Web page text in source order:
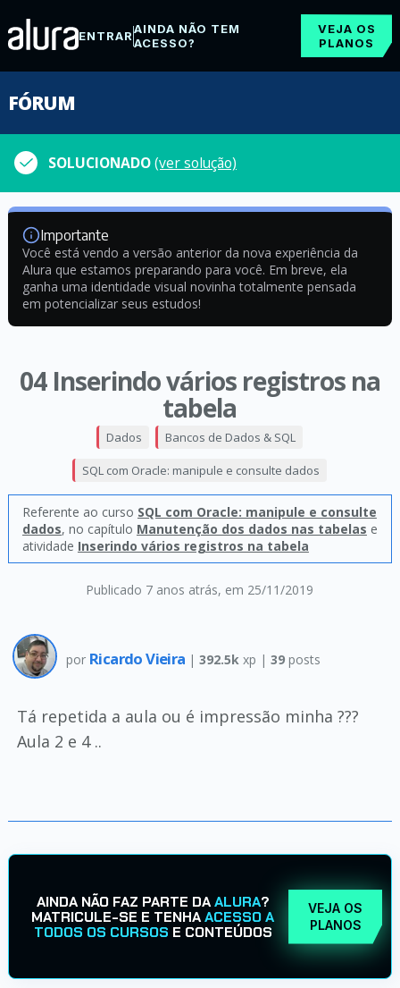
ENTRARAINDA NÃO TEM
ACESSO?
VEJA OS
PLANOS
FÓRUM
SOLUCIONADO(ver solução)
Importante
Você está vendo a versão anterior da nova experiência da
Alura que estamos preparando para você. Em breve, ela
ganha uma identidade visual novinha totalmente pensada
em potencializar seus estudos!
04 Inserindo vários registros na
tabela
Publicado 7 anos atrás, em 25/11/2019
Dados Bancos de Dados & SQL
SQL com Oracle: manipule e consulte dados
Referente ao curso SQL com Oracle: manipule e consulte
dados, no capítulo Manutenção dos dados nas tabelas e
atividade Inserindo vários registros na tabela
por Ricardo Vieira | 392.5k xp | 39posts
Tá repetida a aula ou é impressão minha ???
Aula 2 e 4 ..
AINDA NÃO FAZ PARTE DAALURA?
MATRICULE-SE E TENHAACESSO A
TODOS OS CURSOS E CONTEÚDOS
VEJA OS
PLANOS